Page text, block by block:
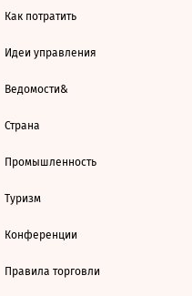
Как потратить
Идеи управления
Ведомости&
Страна
Промышленность
Туризм
Конференции
Правила торговли